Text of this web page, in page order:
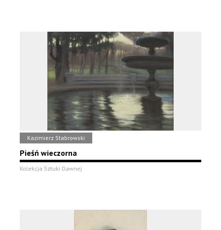
Kazimierz Stabrowski
Pieśń wieczorna
Kolekcja Sztuki Dawnej